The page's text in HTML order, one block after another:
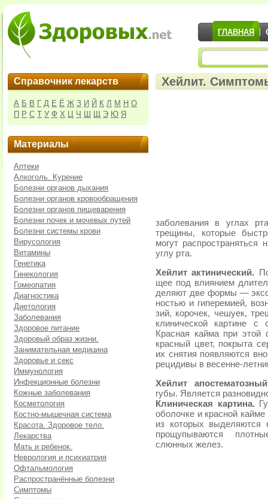
ГЛАВНАЯ
Справочник лекарств
А Б В Г Д Е Ё Ж З И Й К Л М Н О
П Р С Т У Ф Х Ц Ч Ш Щ Э Ю Я
Материалы
Аптеки
Алкоголь. Курение
Болезни органов дыхания
Болезни органов кровообращения
Болезни органов пищеварения
Болезни почек и мочевых путей
Болезни системы крови
Вирусология
Витамины
Генетика
Гинекология
Гомеопатия
Диагностика
Диетология
Заболевания
Здоровое питание
Здоровый образ жизни.
Занимательная медицина
Здоровье и секс
Иммунология
Инфекционные болезни
Кожные заболевания
Косметология
Костно-мышечная система
Красота. Здоровое тело.
Лекарства
Мать и ребенок.
Неврология и психиатрия
Офтальмология
Распространённые болезни
Симптомы
Хейлит.
заболевания в углах
трещины, которые
могут
углу рта.
Хейлит актинический.
щее под влиянием
деляют две формы —
ностью и гиперемией,
зий, корочек, чешуек,
клинической картине с
Красная кайма при этой
красный цвет, покрыта
их снятия появляются
рецидивы в весенне-
Хейлит
губы. Является
Клиническая картина.
оболочке и красной
из которых выделяются
прощупываются
слюнных желез.